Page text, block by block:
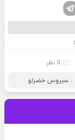
لینکدین
0 نظر
، سیروس خضرلو‌